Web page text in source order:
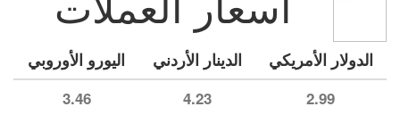
الدولار الأمريكي الدينار الأردني اليورو الأوروبي
2.99
4.23
3.46